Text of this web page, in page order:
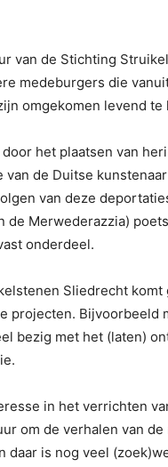
van de Stichting
medeburgers die
omgekomen levend te
het plaatsen van
de Duitse
van deze
de Merwederazzia)
onderdeel.
Sliedrecht
projecten. Bijvoorbeeld
bezig met het (laten)
in het verrichten
om de verhalen van
daar is nog veel